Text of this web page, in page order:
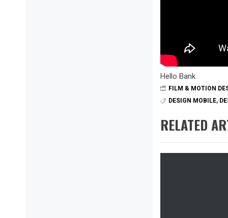
Hello Bank
FILM & MOTION
DESIGN MOBILE,
RELATED